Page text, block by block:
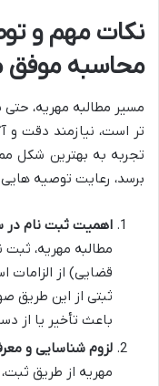
نکات مهم و
محاسبه موفق
مسیر مطالبه مهریه،
تر است، نیازمند دقت و
تجربه به بهترین شکل
برسد، رعایت توصیه
اهمیت ثبت نام در
مطالبه مهریه، ثبت
قضایی) از الزامات
ثبتی از این طریق
باعث تأخیر یا از
لزوم شناسایی و
مهریه از طریق